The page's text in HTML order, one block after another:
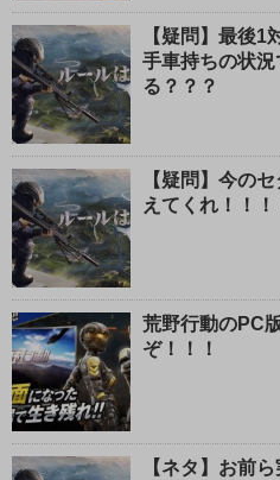
【疑問】最後1
手車持ちの状
る？？？
【疑問】今の
えてくれ！！！
荒野行動のPC
ぞ！！！
【ネタ】お前